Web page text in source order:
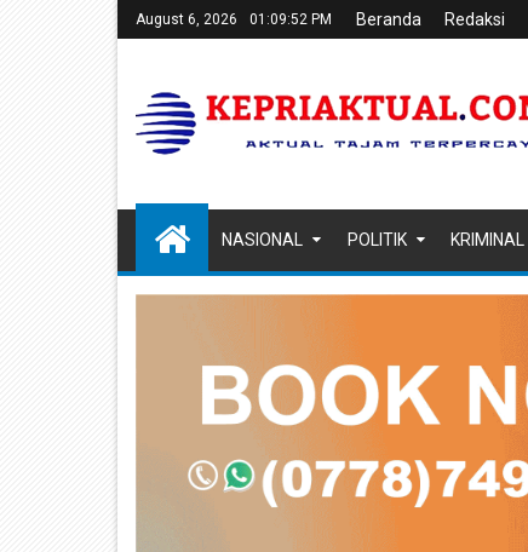
August 6, 2026 01:09:54 PM Beranda Redaksi
NASIONAL POLITIK KRIMINAL